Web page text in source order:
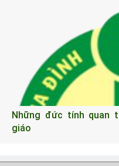
Những đức tính quan
giáo